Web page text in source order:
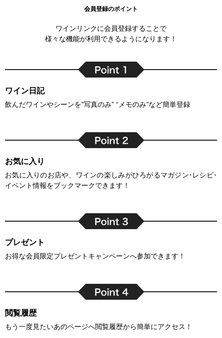
会員登録のポイント
ワインリンクに会員登録することで
様々な機能が利用できるようになります！
ワイン日記
飲んだワインやシーンを”写真のみ” “メモのみ”など簡単登録
お気に入り
お気に入りのお店や、ワインの楽しみがひろがるマガジン･レシピ･
イベント情報をブックマークできます！
プレゼント
お得な会員限定プレゼントキャンペーンへ参加できます！
閲覧履歴
もう一度見たいあのページへ閲覧履歴から簡単にアクセス！